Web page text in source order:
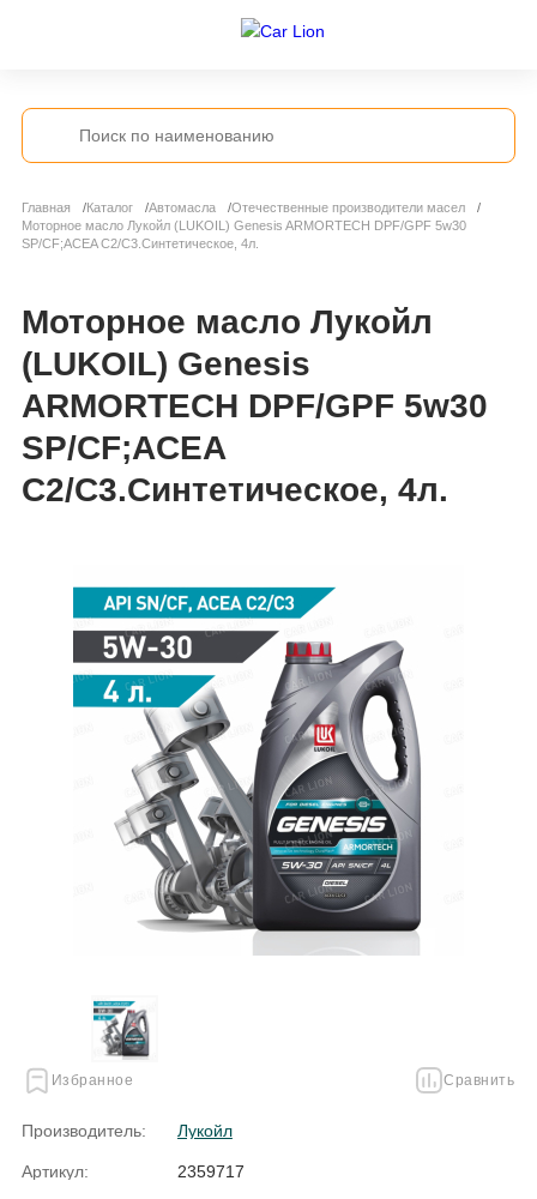
Главная Каталог Автомасла
Отечественные производители масел
Моторное масло Лукойл (LUKOIL) Genesis ARMORTECH DPF/GPF 5w30
SP/CF;ACEA C2/C3.Синтетическое, 4л.
Моторное масло Лукойл
(LUKOIL) Genesis
ARMORTECH DPF/GPF 5w30
SP/CF;ACEA
C2/C3.Синтетическое, 4л.
Избранное Сравнить
Производитель: Лукойл
Артикул: 2359717